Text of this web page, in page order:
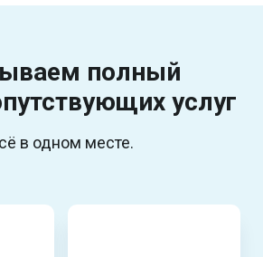
полный
услуг
в одном месте.